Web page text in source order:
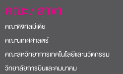
คณะ / สาขา
คณะดิจิทัลมีเดีย
คณะนิเทศศาสตร์
คณะสหวิทยาการเทคโนโลยีและนวัตกรรม
วิทยาลัยการบินและคมนาคม